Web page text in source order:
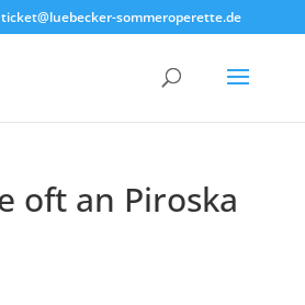
ticket@luebecker-sommeroperette.de
oft an Piroska